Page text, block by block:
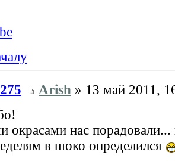
Arish » 13 май 2011,
окрасами нас
в шоко определился